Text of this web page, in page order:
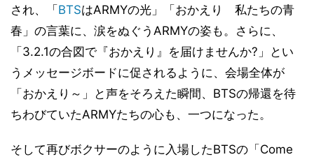
され、「BTSはARMYの光」「おかえり 私たちの青
春」の言葉に、涙をぬぐうARMYの姿も。さらに、
「3.2.1の合図で『おかえり』を届けませんか?」とい
うメッセージボードに促されるように、会場全体が
「おかえり～」と声をそろえた瞬間、BTSの帰還を待
ちわびていたARMYたちの心も、一つになった。
そして再びボクサーのように入場したBTSの「Come